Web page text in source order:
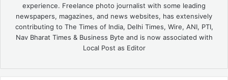
experience. Freelance photo journalist with some leading
newspapers, magazines, and news websites, has extensively
contributing to The Times of India, Delhi Times, Wire, ANI, PTI,
Nav Bharat Times & Business Byte and is now associated with
Local Post as Editor